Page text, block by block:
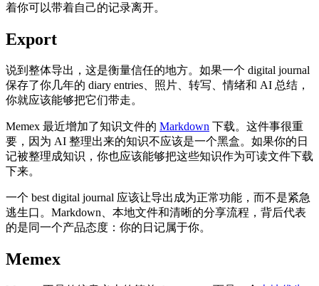
着你可以带着自己的记录离开。
Export
说到整体导出，这是衡量信任的地方。如果一个 digital journal
保存了你几年的 diary entries、照片、转写、情绪和 AI 总结，
你就应该能够把它们带走。
Memex 最近增加了知识文件的 Markdown 下载。这件事很重
要，因为 AI 整理出来的知识不应该是一个黑盒。如果你的日
记被整理成知识，你也应该能够把这些知识作为可读文件下载
下来。
一个 best digital journal 应该让导出成为正常功能，而不是紧急
逃生口。Markdown、本地文件和清晰的分享流程，背后代表
的是同一个产品态度：你的日记属于你。
Memex